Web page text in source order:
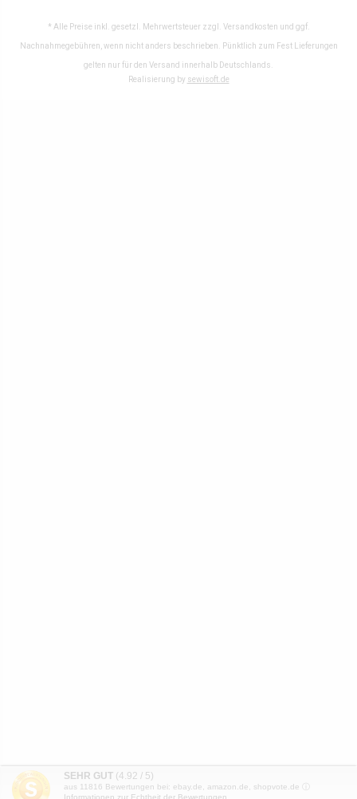
* Alle Preise inkl. gesetzl. Mehrwertsteuer zzgl. Versandkosten und ggf.
Nachnahmegebühren, wenn nicht anders beschrieben. Pünktlich zum Fest Lieferungen
gelten nur für den Versand innerhalb Deutschlands.
Realisierung by sewisoft.de
SEHR GUT (4.92 / 5)
aus 11816 Bewertungen bei: ebay.de, amazon.de, shopvote.de ⓘ
Informationen zur Echtheit der Bewertungen